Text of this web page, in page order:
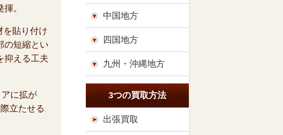
。
を貼り付け
の短縮とい
抑える工夫
に拡が
立たせる
中国地方
四国地方
九州・沖縄地方
3つの買取方法
出張買取